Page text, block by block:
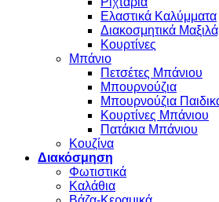
Ελαστικά Καλύμματα
Διακοσμητικά
Κουρτίνες
Μπάνιο
Πετσέτες Μπάνιου
Μπουρνούζια
Μπουρνούζια
Κουρτίνες Μπάνιου
Πατάκια Μπάνιου
Κουζίνα
Διακόσμηση
Φωτιστικά
Καλάθια